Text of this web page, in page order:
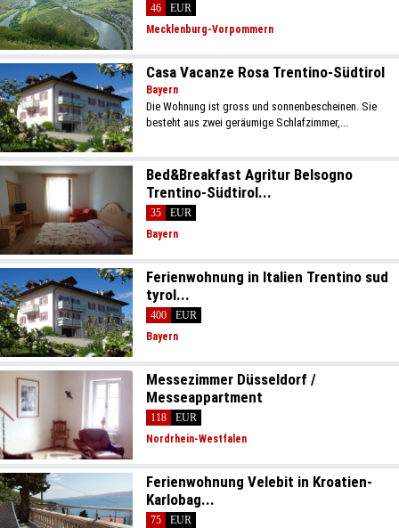
46
EUR
Mecklenburg-Vorpommern
Casa Vacanze Rosa Trentino-Südtirol
Bayern
Die Wohnung ist gross und sonnenbescheinen. Sie
besteht aus zwei geräumige Schlafzimmer,...
Bed&Breakfast Agritur Belsogno
Trentino-Südtirol...
35
EUR
Bayern
Ferienwohnung in Italien Trentino sud
tyrol...
400
EUR
Bayern
Messezimmer Düsseldorf /
Messeappartment
118
EUR
Nordrhein-Westfalen
Ferienwohnung Velebit in Kroatien-
Karlobag...
75
EUR